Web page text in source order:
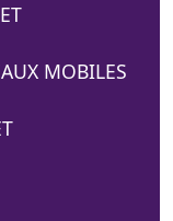
MOBILES